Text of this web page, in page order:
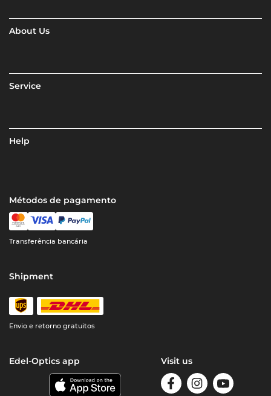
About Us
Service
Help
Métodos de pagamento
Transferência bancária
Shipment
Envio e retorno gratuitos
Edel-Optics app Visit us